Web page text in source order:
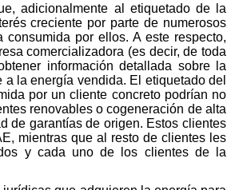
adicionalmente al etiquetado de la
creciente por parte de numerosos
por ellos. A este respecto,
comercializadora (es decir, de toda
información detallada sobre la
la energía vendida. El etiquetado del
por un cliente concreto podrían no
renovables o cogeneración de alta
de garantías de origen. Estos clientes
mientras que al resto de clientes les
y cada uno de los clientes de la